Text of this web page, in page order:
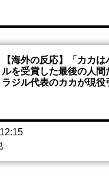
【海外の反応】「カカ
ルを受賞した最後の人間
ラジル代表のカカが現役